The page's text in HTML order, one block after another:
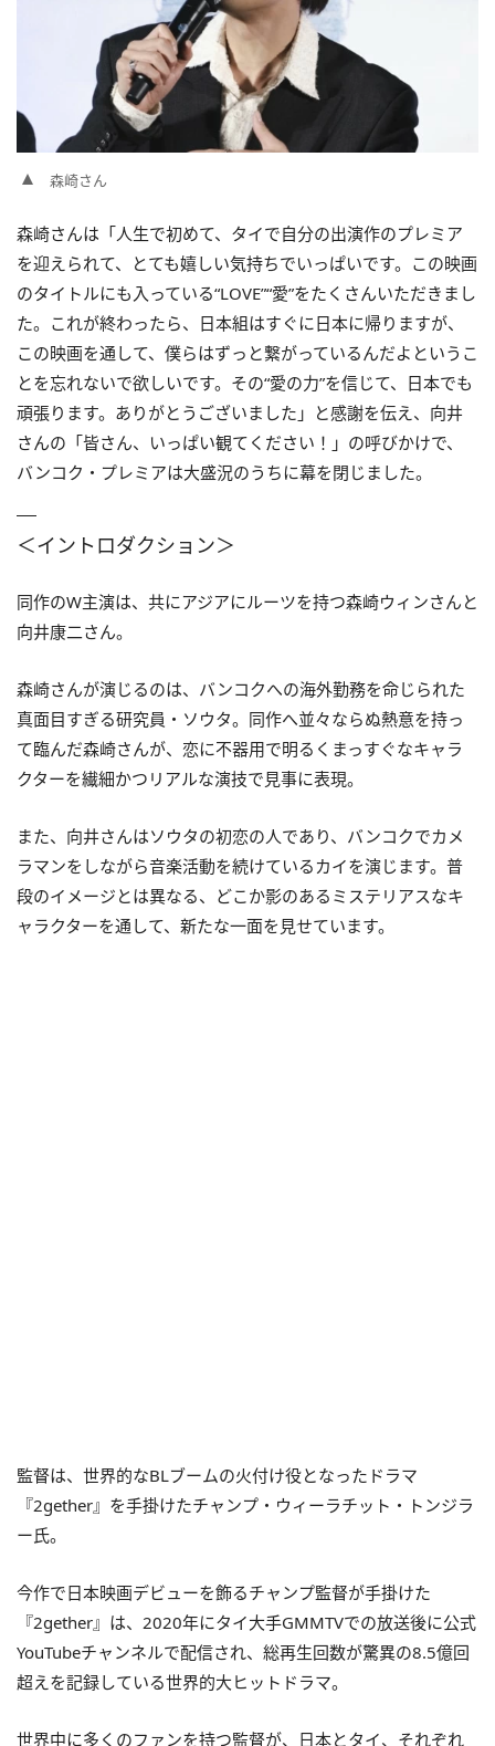
森崎さん
森崎さんは「人生で初めて、タイで自分の出演作のプレミア
を迎えられて、とても嬉しい気持ちでいっぱいです。この映画
のタイトルにも入っている“LOVE”“愛”をたくさんいただきまし
た。これが終わったら、日本組はすぐに日本に帰りますが、
この映画を通して、僕らはずっと繋がっているんだよというこ
とを忘れないで欲しいです。その“愛の力”を信じて、日本でも
頑張ります。ありがとうございました」と感謝を伝え、向井
さんの「皆さん、いっぱい観てください！」の呼びかけで、
バンコク・プレミアは大盛況のうちに幕を閉じました。
＜イントロダクション＞
同作のW主演は、共にアジアにルーツを持つ森崎ウィンさんと
向井康二さん。
森崎さんが演じるのは、バンコクへの海外勤務を命じられた
真面目すぎる研究員・ソウタ。同作へ並々ならぬ熱意を持っ
て臨んだ森崎さんが、恋に不器用で明るくまっすぐなキャラ
クターを繊細かつリアルな演技で見事に表現。
また、向井さんはソウタの初恋の人であり、バンコクでカメ
ラマンをしながら音楽活動を続けているカイを演じます。普
段のイメージとは異なる、どこか影のあるミステリアスなキ
ャラクターを通して、新たな一面を見せています。
監督は、世界的なBLブームの火付け役となったドラマ
『2gether』を手掛けたチャンプ・ウィーラチット・トンジラ
ー氏。
今作で日本映画デビューを飾るチャンプ監督が手掛けた
『2gether』は、2020年にタイ大手GMMTVでの放送後に公式
YouTubeチャンネルで配信され、総再生回数が驚異の8.5億回
超えを記録している世界的大ヒットドラマ。
世界中に多くのファンを持つ監督が、日本とタイ、それぞれ